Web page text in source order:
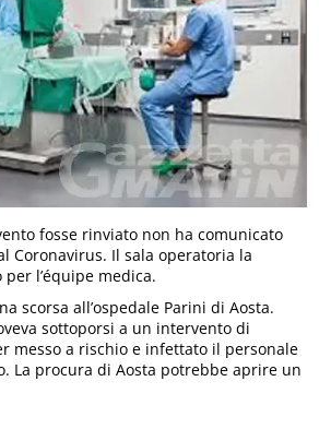
fosse rinviato non ha comunicato
Coronavirus. Il sala operatoria la
l’équipe medica.
scorsa all’ospedale Parini di Aosta.
sottoporsi a un intervento di
messo a rischio e infettato il personale
La procura di Aosta potrebbe aprire un